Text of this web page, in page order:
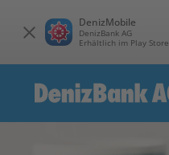
DenizMobile
DenizBank AG
Erhältlich im Play Store